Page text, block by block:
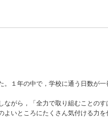
１年の中で，学校に通う日数が
がら，「全力で取り組むことの
いところにたくさん気付ける力